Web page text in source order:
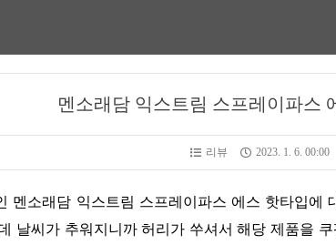
멘소래담 익스트림 스프레이파스
리뷰 2023. 1. 6. 00:00
날씨가 추워지니까 허리가 쑤셔서 해당 제품을